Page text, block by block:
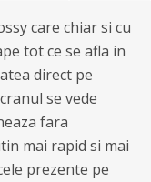
care chiar si cu
tot ce se afla in
direct pe
se vede
fara
mai rapid si mai
prezente pe